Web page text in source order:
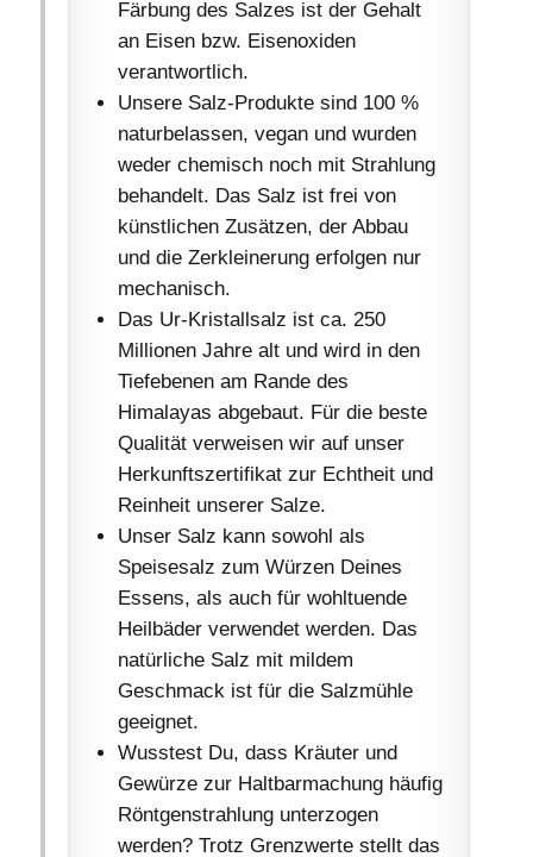
Färbung des Salzes ist der Gehalt
an Eisen bzw. Eisenoxiden
verantwortlich.
Unsere Salz-Produkte sind 100 %
naturbelassen, vegan und wurden
weder chemisch noch mit Strahlung
behandelt. Das Salz ist frei von
künstlichen Zusätzen, der Abbau
und die Zerkleinerung erfolgen nur
mechanisch.
Das Ur-Kristallsalz ist ca. 250
Millionen Jahre alt und wird in den
Tiefebenen am Rande des
Himalayas abgebaut. Für die beste
Qualität verweisen wir auf unser
Herkunftszertifikat zur Echtheit und
Reinheit unserer Salze.
Unser Salz kann sowohl als
Speisesalz zum Würzen Deines
Essens, als auch für wohltuende
Heilbäder verwendet werden. Das
natürliche Salz mit mildem
Geschmack ist für die Salzmühle
geeignet.
Wusstest Du, dass Kräuter und
Gewürze zur Haltbarmachung häufig
Röntgenstrahlung unterzogen
werden? Trotz Grenzwerte stellt das